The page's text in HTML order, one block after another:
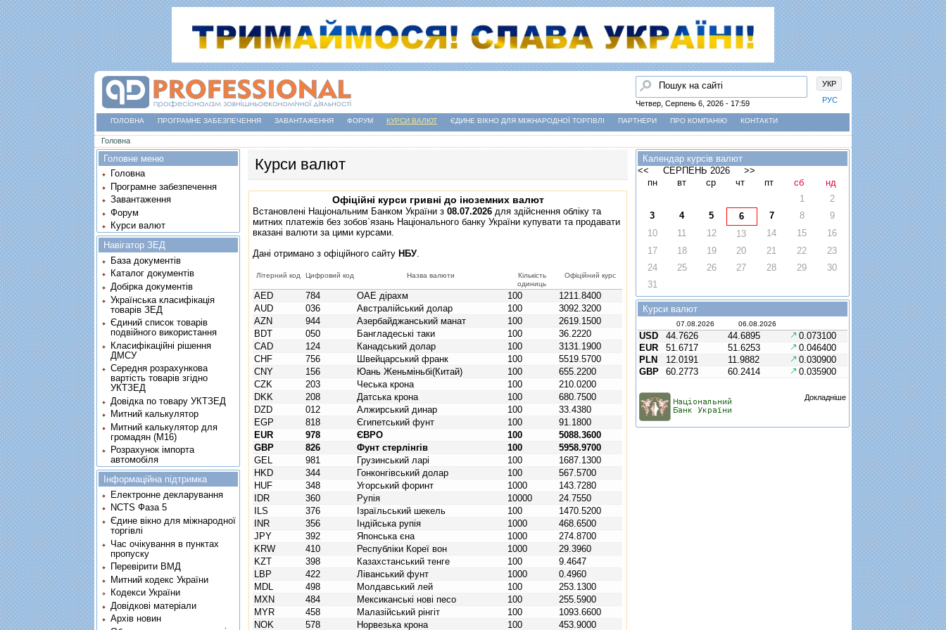
УКР
РУС
Пошук
Четвер, Серпень 6, 2026 - 17:59
ГОЛОВНА ПРОГРАМНЕ ЗАБЕЗПЕЧЕННЯ ЗАВАНТАЖЕННЯ ФОРУМ КУРСИ ВАЛЮТ ЄДИНЕ ВІКНО ДЛЯ МІЖНАРОДНОЇ ТОРГІВЛІ ПАРТНЕРИ ПРО КОМПАНІЮ КОНТАКТИ
Ви є тут
Головна
Курси валют
Офіційні курси гривні до іноземних валют
Встановлені Національним Банком України з08.07.2026 для здійснення обліку та
митних платежів без зобов`язань Національного банку України купувати та продавати
вказані валюти за цими курсами.
Дані отримано зофіційного сайтуНБУ
Літерний код Цифровий код Назва валюти
Кількість
одиниць
Офіційний курс
AED 784 ОАЕ дірахм 100
1211.8400
AUD
036 Австралійський долар 100
3092.3200
AZN
944 Азербайджанський манат 100
2619.1500
BDT
050 Бангладеські таки 100
36.2220
CAD
124 Канадський долар 100
3131.1900
CHF
756 Швейцарський франк 100
5519.5700
CNY
156 Юань Женьміньбі(Китай) 100
655.2200
CZK
203 Чеська крона 100
210.0200
DKK
208 Датська крона 100
680.7500
DZD
012 Алжирський динар 100
33.4380
EGP
818 Єгипетський фунт 100
91.1800
EUR
978 ЄВРО 100
5088.3600
GBP
826 Фунт стерлінгів 100
5958.9700
GEL
981 Грузинський ларі 100
1687.1300
HKD
344 Гонконгівський долар 100
567.5700
HUF
348 Угорський форинт 1000
143.7280
IDR
360 Рупія 10000
24.7550
ILS
376 Ізраїльський шекель 100
1470.5200
INR
356 Індійська рупія 1000
468.6500
JPY
392 Японська єна 1000
274.8700
KRW
410 Республіки Кореї вон 1000
29.3960
KZT
398 Казахстанський тенге 100
9.4647
LBP
422 Ліванський фунт 1000
0.4960
MDL
498 Молдавський лей 100
253.1300
MXN
484 Мексиканські нові песо 100
255.5900
MYR
458 Малазійський рінгіт 100
1093.6600
NOK
578 Норвезька крона 100 453.9000
Головне меню
Головна
Програмне забезпечення
Завантаження
Форум
Курси валют
Навігатор ЗЕД
База документів
Каталог документів
Добірка документів
Українська класифікація
товарів ЗЕД
Єдиний список товарів
подвійного використання
Класифікаційні рішення
ДМСУ
Середня розрахункова
вартість товарів згідно
УКТЗЕД
Довідка по товару УКТЗЕД
Митний калькулятор
Митний калькулятор для
громадян (М16)
Розрахунок імпорта
автомобіля
Інформаційна підтримка
Електронне декларування
NCTS Фаза 5
Єдине вікно для міжнародної
торгівлі
Час очікування в пунктах
пропуску
Перевірити ВМД
Митний кодекс України
Кодекси України
Довідкові матеріали
Архів новин
Календар курсів валют
<<
СЕРПЕНЬ 2026
>>
пн
вт ср чт пт сб
нд
1
2
3
4 5 6 7 8
9
10
11 12 13 14 15
16
17
18 19 20 21 22
23
24
25 26 27 28 29
30
31
Курси валют
07.08.2026 06.08.2026
USD 44.7626 44.6895
0.073100
EUR
51.6717 51.6253
0.046400
PLN
12.0191 11.9882
0.030900
GBP
60.2773 60.2414 0.035900
Докладніше